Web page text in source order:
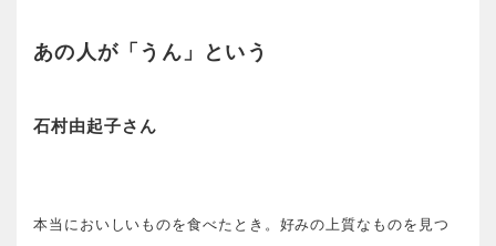
あの人が「うん」という
石村由起子さん
本当においしいものを食べたとき。好みの上質なものを見つ